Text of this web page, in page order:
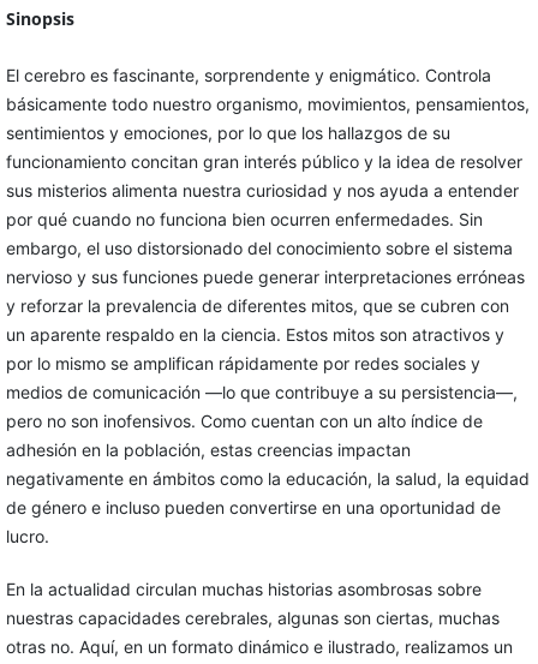
Sinopsis
El cerebro es fascinante, sorprendente y enigmático. Controla
básicamente todo nuestro organismo, movimientos, pensamientos,
sentimientos y emociones, por lo que los hallazgos de su
funcionamiento concitan gran interés público y la idea de resolver
sus misterios alimenta nuestra curiosidad y nos ayuda a entender
por qué cuando no funciona bien ocurren enfermedades. Sin
embargo, el uso distorsionado del conocimiento sobre el sistema
nervioso y sus funciones puede generar interpretaciones erróneas
y reforzar la prevalencia de diferentes mitos, que se cubren con
un aparente respaldo en la ciencia. Estos mitos son atractivos y
por lo mismo se amplifican rápidamente por redes sociales y
medios de comunicación —lo que contribuye a su persistencia—,
pero no son inofensivos. Como cuentan con un alto índice de
adhesión en la población, estas creencias impactan
negativamente en ámbitos como la educación, la salud, la equidad
de género e incluso pueden convertirse en una oportunidad de
lucro.
En la actualidad circulan muchas historias asombrosas sobre
nuestras capacidades cerebrales, algunas son ciertas, muchas
otras no. Aquí, en un formato dinámico e ilustrado, realizamos un